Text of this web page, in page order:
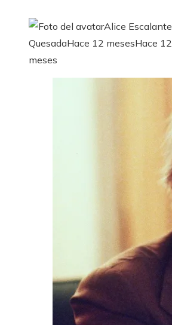
Alice Escalante
QuesadaHace 12 mesesHace 12
meses